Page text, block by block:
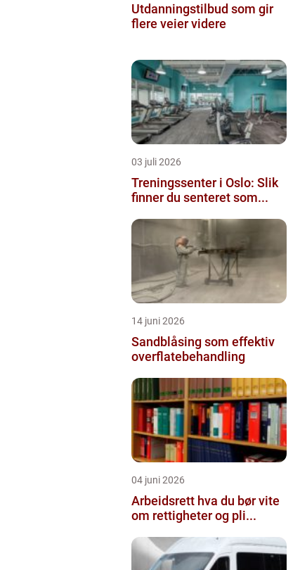
Utdanningstilbud som gir
flere veier videre
03 juli 2026
Treningssenter i Oslo: Slik
finner du senteret som...
14 juni 2026
Sandblåsing som effektiv
overflatebehandling
04 juni 2026
Arbeidsrett hva du bør vite
om rettigheter og pli...